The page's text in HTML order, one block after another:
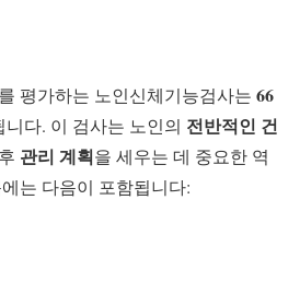
평가하는 노인신체기능검사는 66
니다. 이 검사는 노인의 전반적인 건
관리 계획을 세우는 데 중요한 역
는 다음이 포함됩니다: